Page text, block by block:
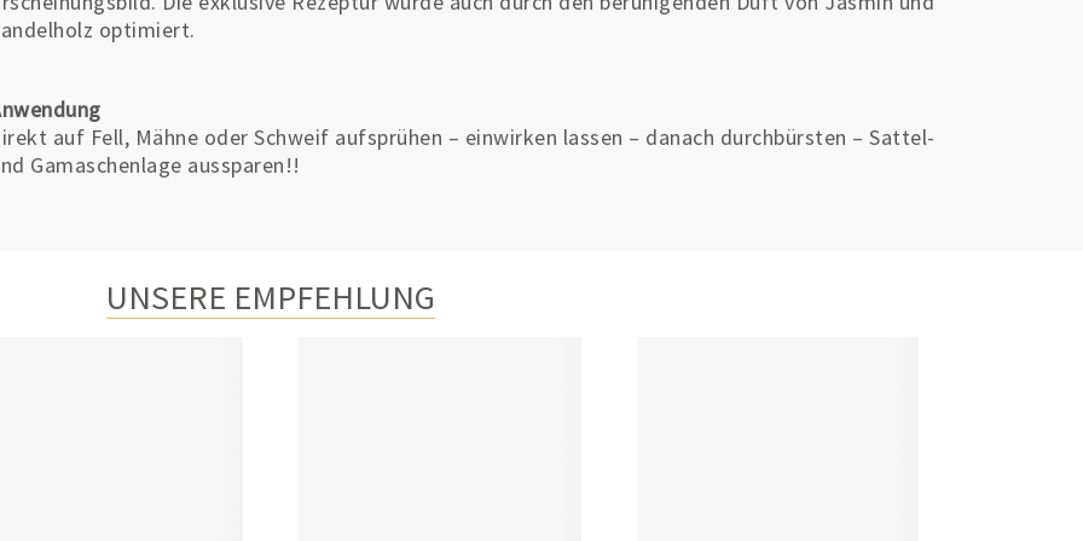
optimiert.
auf Fell, Mähne oder Schweif aufsprühen – einwirken lassen – danach durchbürsten – Sattel-
Gamaschenlage aussparen!!
UNSERE EMPFEHLUNG